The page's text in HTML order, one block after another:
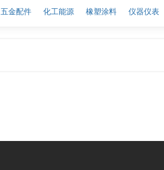
五金配件 化工能源 橡塑涂料 仪器仪表